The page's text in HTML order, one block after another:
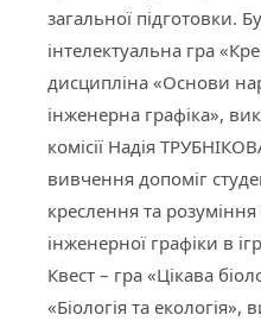
загальної підготовки.
інтелектуальна гра
дисципліна «Основи
інженерна графіка»,
комісії Надія
вивчення допоміг
креслення та
інженерної графіки в
Квест – гра «Цікава
«Біологія та екологія»,